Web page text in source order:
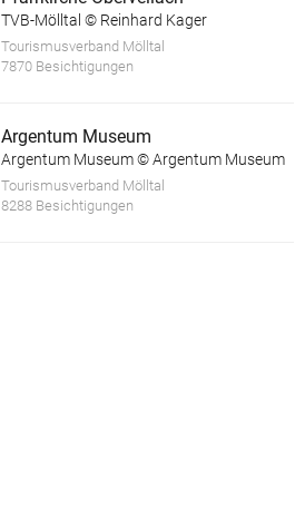
TVB-Mölltal © Reinhard Kager
Tourismusverband Mölltal
7870 Besichtigungen
Argentum Museum
Argentum Museum © Argentum Museum
Tourismusverband Mölltal
8288 Besichtigungen